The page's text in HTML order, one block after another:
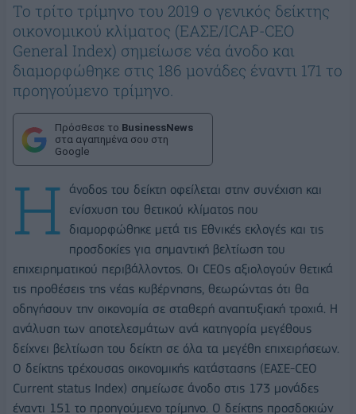
Το τρίτο τρίμηνο του 2019 ο γενικός δείκτης
οικονομικού κλίματος (ΕΑΣΕ/ICAP-CEO
General Index) σημείωσε νέα άνοδο και
διαμορφώθηκε στις 186 μονάδες έναντι 171 το
προηγούμενο τρίμηνο.
Πρόσθεσε το BusinessNews
στα αγαπημένα σου στη
Google
Η
άνοδος του δείκτη οφείλεται στην συνέχιση και
ενίσχυση του θετικού κλίματος που
διαμορφώθηκε μετά τις Εθνικές εκλογές και τις
προσδοκίες για σημαντική βελτίωση του
επιχειρηματικού περιβάλλοντος. Οι CEOs αξιολογούν θετικά
τις προθέσεις της νέας κυβέρνησης, θεωρώντας ότι θα
οδηγήσουν την οικονομία σε σταθερή αναπτυξιακή τροχιά. Η
ανάλυση των αποτελεσμάτων ανά κατηγορία μεγέθους
δείχνει βελτίωση του δείκτη σε όλα τα μεγέθη επιχειρήσεων.
Ο δείκτης τρέχουσας οικονομικής κατάστασης (ΕΑΣΕ-CEO
Current status Index) σημείωσε άνοδο στις 173 μονάδες
έναντι 151 το προηγούμενο τρίμηνο. Ο δείκτης προσδοκιών